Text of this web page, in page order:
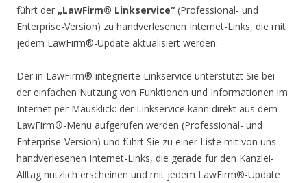
führt der „LawFirm® Linkservice“ (Professional- und
Enterprise-Version) zu handverlesenen Internet-Links, die mit
jedem LawFirm®-Update aktualisiert werden:
Der in LawFirm® integrierte Linkservice unterstützt Sie bei
der einfachen Nutzung von Funktionen und Informationen im
Internet per Mausklick: der Linkservice kann direkt aus dem
LawFirm®-Menü aufgerufen werden (Professional- und
Enterprise-Version) und führt Sie zu einer Liste mit von uns
handverlesenen Internet-Links, die gerade für den Kanzlei-
Alltag nützlich erscheinen und mit jedem LawFirm®-Update